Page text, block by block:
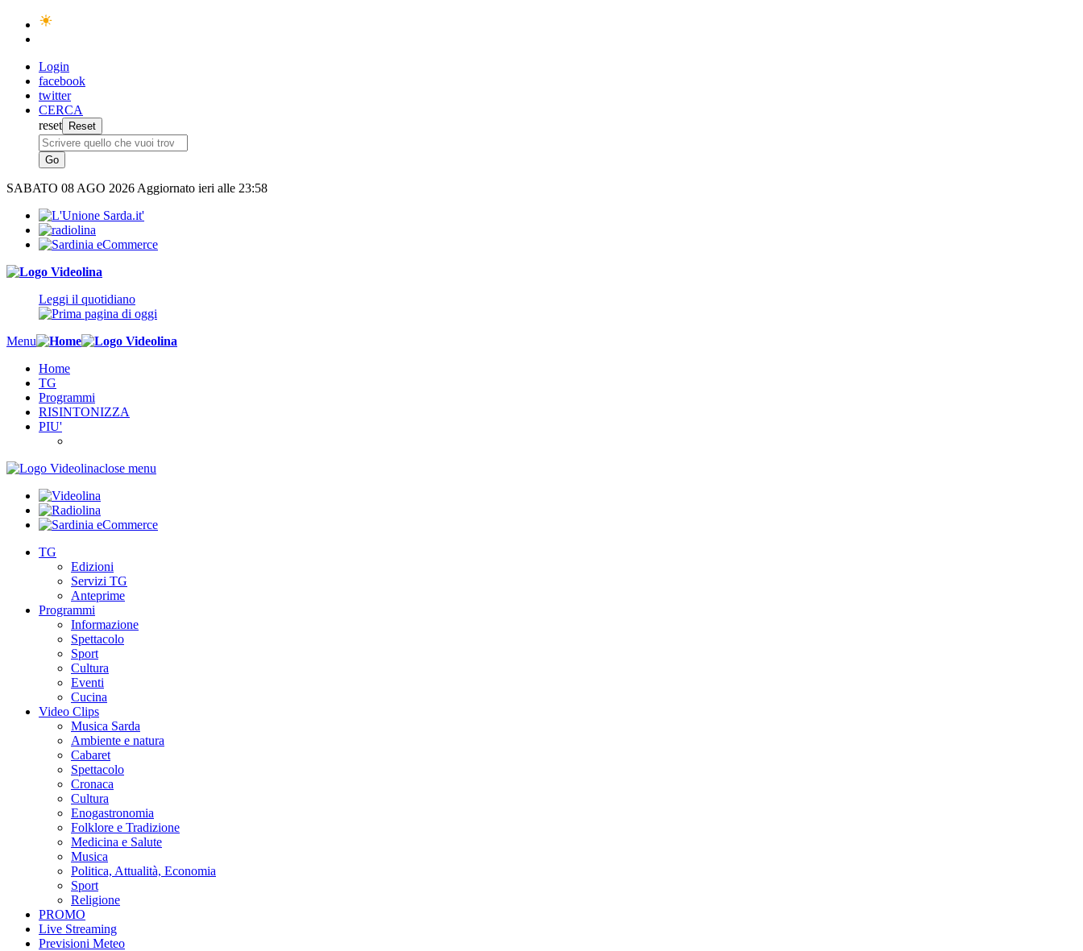
Login
facebook
twitter
CERCA
reset
SABATO 08 AGO 2026 Aggiornato ieri alle 23:58
Leggi il quotidiano
Menu
Home
TG
Programmi
RISINTONIZZA
PIU'
close menu
TG
Edizioni
Servizi TG
Anteprime
Programmi
Informazione
Spettacolo
Sport
Cultura
Eventi
Cucina
Video Clips
Musica Sarda
Ambiente e natura
Cabaret
Spettacolo
Cronaca
Cultura
Enogastronomia
Folklore e Tradizione
Medicina e Salute
Musica
Politica, Attualità, Economia
Sport
Religione
PROMO
Live Streaming
Previsioni Meteo